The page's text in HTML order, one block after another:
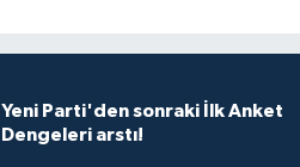
Yeni Parti'den sonraki İlk Anket
Dengeleri arstı!